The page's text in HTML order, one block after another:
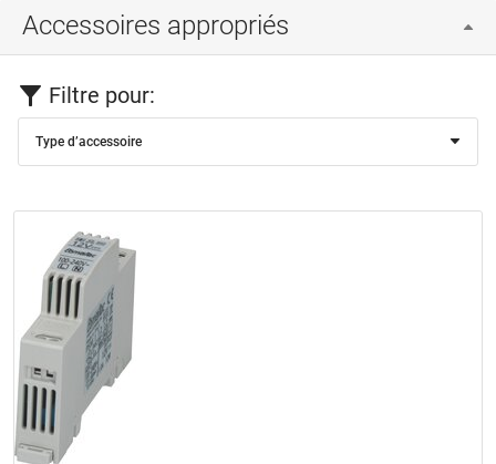
Accessoires appropriés
Filtre pour:
Type d’accessoire